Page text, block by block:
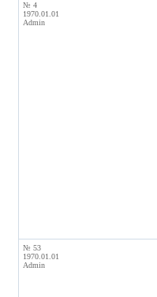
№ 4
1970.01.01
Admin
№ 53
1970.01.01
Admin